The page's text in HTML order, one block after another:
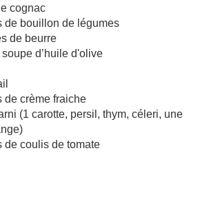
cognac
de bouillon de légumes
de beurre
d’huile d'olive
de crème fraiche
(1 carotte, persil, thym, céleri, une
de coulis de tomate